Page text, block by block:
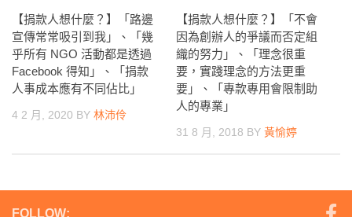
【捐款人想什麼？】「路邊
宣傳常常吸引到我」、「幾
乎所有 NGO 活動都是透過
Facebook 得知」、「捐款
人事成本應有不同佔比」
4 2 月, 2020 BY 林沛伶
【捐款人想什麼？】「不會
因為創辦人的爭議而否定組
織的努力」、「理念很重
要，實踐理念的方法更重
要」、「專款專用會限制助
人的專業」
31 8 月, 2018 BY 黃愉婷
FOLLOW: